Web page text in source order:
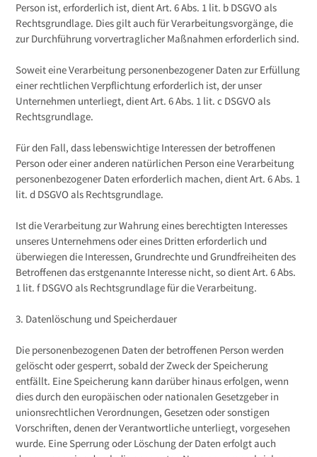
Person ist, erforderlich ist, dient Art. 6 Abs. 1 lit. b DSGVO als
Rechtsgrundlage. Dies gilt auch für Verarbeitungsvorgänge, die
zur Durchführung vorvertraglicher Maßnahmen erforderlich sind.
Soweit eine Verarbeitung personenbezogener Daten zur Erfüllung
einer rechtlichen Verpflichtung erforderlich ist, der unser
Unternehmen unterliegt, dient Art. 6 Abs. 1 lit. c DSGVO als
Rechtsgrundlage.
Für den Fall, dass lebenswichtige Interessen der betroffenen
Person oder einer anderen natürlichen Person eine Verarbeitung
personenbezogener Daten erforderlich machen, dient Art. 6 Abs. 1
lit. d DSGVO als Rechtsgrundlage.
Ist die Verarbeitung zur Wahrung eines berechtigten Interesses
unseres Unternehmens oder eines Dritten erforderlich und
überwiegen die Interessen, Grundrechte und Grundfreiheiten des
Betroffenen das erstgenannte Interesse nicht, so dient Art. 6 Abs.
1 lit. f DSGVO als Rechtsgrundlage für die Verarbeitung.
3. Datenlöschung und Speicherdauer
Die personenbezogenen Daten der betroffenen Person werden
gelöscht oder gesperrt, sobald der Zweck der Speicherung
entfällt. Eine Speicherung kann darüber hinaus erfolgen, wenn
dies durch den europäischen oder nationalen Gesetzgeber in
unionsrechtlichen Verordnungen, Gesetzen oder sonstigen
Vorschriften, denen der Verantwortliche unterliegt, vorgesehen
wurde. Eine Sperrung oder Löschung der Daten erfolgt auch